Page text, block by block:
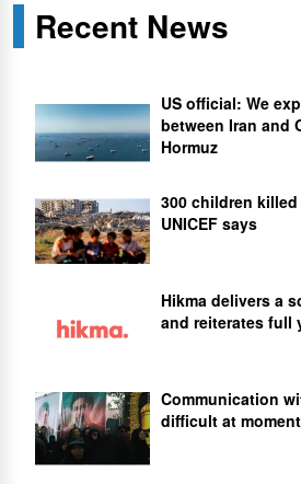
Recent News
US official: We
between Iran and
Hormuz
300 children killed
UNICEF says
Hikma delivers a
and reiterates full
Communication
difficult at